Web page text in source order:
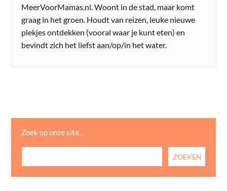
MeerVoorMamas.nl. Woont in de stad, maar komt
graag in het groen. Houdt van reizen, leuke nieuwe
plekjes ontdekken (vooral waar je kunt eten) en
bevindt zich het liefst aan/op/in het water.
Zoek op onze site…